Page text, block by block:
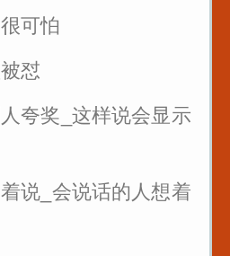
可怕
怼
夸奖_这样说会显示
说_会说话的人想着